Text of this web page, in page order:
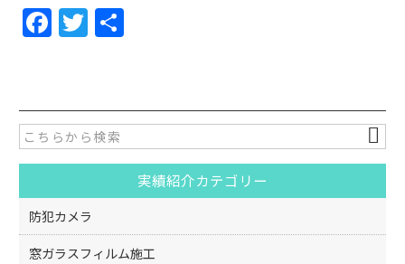
F
a
e
b
o
o
k
T
w
er
実績紹介カテゴリー
防犯カメラ
窓ガラスフィルム施工